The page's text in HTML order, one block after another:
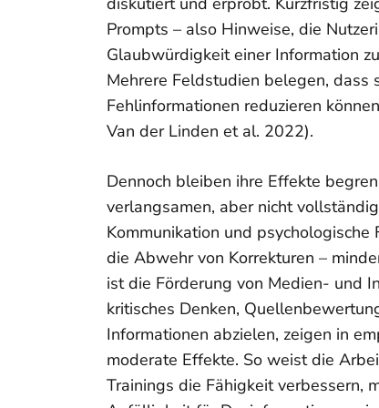
Prompts – also Hinweise, die
Glaubwürdigkeit einer Information
Mehrere Feldstudien belegen,
Fehlinformationen reduzieren
Van der Linden et al. 2022).
Dennoch bleiben ihre Effekte
verlangsamen, aber nicht
Kommunikation und
die Abwehr von Korrekturen –
ist die Förderung von Medien- und
kritisches Denken,
Informationen abzielen, zeigen in
moderate Effekte. So weist die
Trainings die Fähigkeit verbessern,